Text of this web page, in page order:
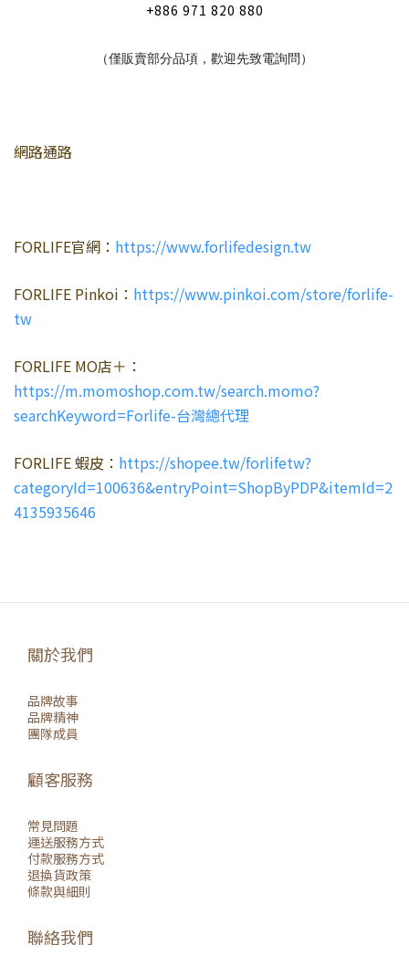
+886 971 820 880
（僅販賣部分品項，歡迎先致電詢問）
網路通路
FORLIFE官網： https://www.forlifedesign.tw
FORLIFE Pinkoi： https://www.pinkoi.com/store/forlife-
tw
FORLIFE MO店＋：
https://m.momoshop.com.tw/search.momo?
searchKeyword=Forlife-台灣總代理
FORLIFE 蝦皮： https://shopee.tw/forlifetw?
categoryId=100636&entryPoint=ShopByPDP&itemId=2
4135935646
關於我們
品牌故事
品牌精神
團隊成員
顧客服務
常見問題
運送服務方式
付款服務方式
退換貨政策
條款與細則
聯絡我們